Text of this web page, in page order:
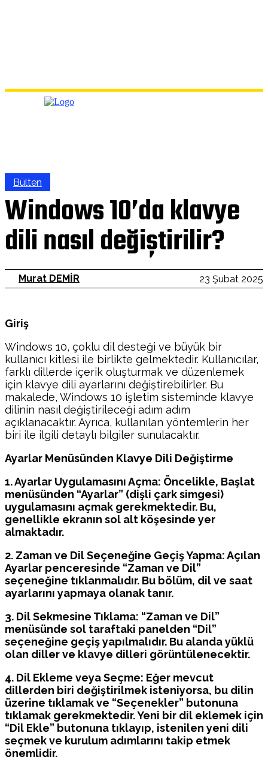
Bülten
Windows 10’da klavye
dili nasıl değiştirilir?
23 Şubat 2025
Murat DEMİR
Giriş
Windows 10, çoklu dil desteği ve büyük bir
kullanıcı kitlesi ile birlikte gelmektedir. Kullanıcılar,
farklı dillerde içerik oluşturmak ve düzenlemek
için klavye dili ayarlarını değiştirebilirler. Bu
makalede, Windows 10 işletim sisteminde klavye
dilinin nasıl değiştirileceği adım adım
açıklanacaktır. Ayrıca, kullanılan yöntemlerin her
biri ile ilgili detaylı bilgiler sunulacaktır.
Ayarlar Menüsünden Klavye Dili Değiştirme
1. Ayarlar Uygulamasını Açma: Öncelikle, Başlat
menüsünden “Ayarlar” (dişli çark simgesi)
uygulamasını açmak gerekmektedir. Bu,
genellikle ekranın sol alt köşesinde yer
almaktadır.
2. Zaman ve Dil Seçeneğine Geçiş Yapma: Açılan
Ayarlar penceresinde “Zaman ve Dil”
seçeneğine tıklanmalıdır. Bu bölüm, dil ve saat
ayarlarını yapmaya olanak tanır.
3. Dil Sekmesine Tıklama: “Zaman ve Dil”
menüsünde sol taraftaki panelden “Dil”
seçeneğine geçiş yapılmalıdır. Bu alanda yüklü
olan diller ve klavye dilleri görüntülenecektir.
4. Dil Ekleme veya Seçme: Eğer mevcut
dillerden biri değiştirilmek isteniyorsa, bu dilin
üzerine tıklamak ve “Seçenekler” butonuna
tıklamak gerekmektedir. Yeni bir dil eklemek için
“Dil Ekle” butonuna tıklayıp, istenilen yeni dili
seçmek ve kurulum adımlarını takip etmek
önemlidir.